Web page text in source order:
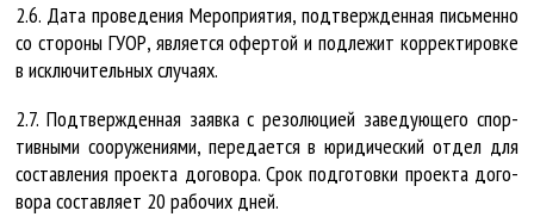
2.6. Да­та про­ве­де­ния Ме­роп­ри­я­тия, под­тверж­ден­ная пись­мен­но
со сто­ро­ны ГУ­ОР, яв­ля­ет­ся офер­той и под­ле­жит кор­рек­ти­ров­ке
в ис­клю­чи­тель­ных слу­ча­ях.
2.7. Под­тверж­ден­ная за­яв­ка с ре­зо­лю­ци­ей за­ве­ду­ю­ще­го спор­
тив­ны­ми со­ору­же­ни­я­ми, пе­ре­да­ет­ся в юри­ди­чес­кий от­дел для
со­став­ле­ния про­ек­та до­го­во­ра. Срок под­го­тов­ки про­ек­та до­го­
во­ра со­став­ля­ет 20 ра­бо­чих дней.